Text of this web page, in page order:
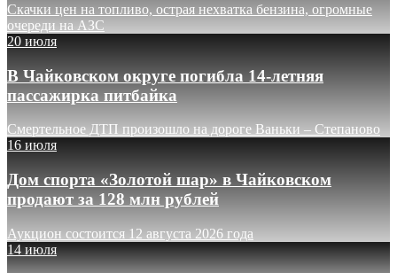
Скачки цен на топливо, острая нехватка бензина, огромные
очереди на АЗС
20 июля
В Чайковском округе погибла 14-летняя
пассажирка питбайка
Смертельное ДТП произошло на дороге Ваньки – Степаново
16 июля
Дом спорта «Золотой шар» в Чайковском
продают за 128 млн рублей
Аукцион состоится 12 августа 2026 года
14 июля